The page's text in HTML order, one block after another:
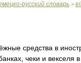
русский словарь >
средства в
чеки и векселя